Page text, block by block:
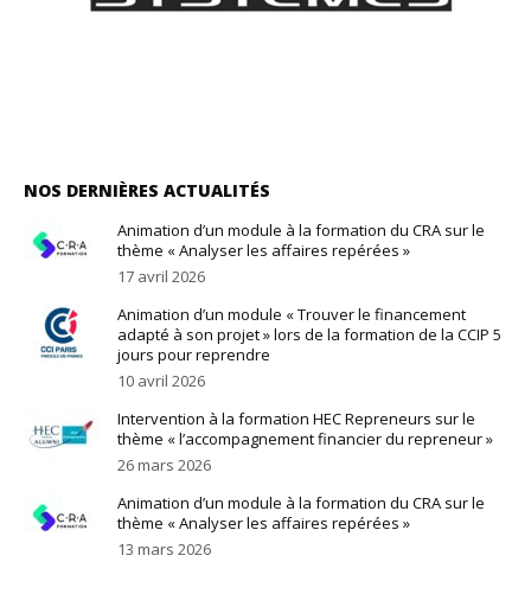
NOS DERNIÈRES ACTUALITÉS
Animation d’un module à la formation du CRA sur le
thème « Analyser les affaires repérées »
17 avril 2026
Animation d’un module « Trouver le financement
adapté à son projet » lors de la formation de la CCIP 5
jours pour reprendre
10 avril 2026
Intervention à la formation HEC Repreneurs sur le
thème « l’accompagnement financier du repreneur »
26 mars 2026
Animation d’un module à la formation du CRA sur le
thème « Analyser les affaires repérées »
13 mars 2026